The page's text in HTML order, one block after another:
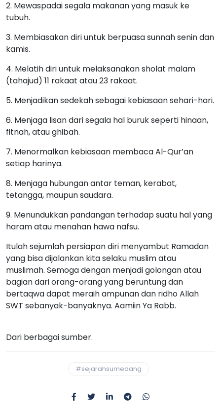
2. Mewaspadai segala makanan yang masuk ke
tubuh.
3. Membiasakan diri untuk berpuasa sunnah senin dan
kamis.
4. Melatih diri untuk melaksanakan sholat malam
(tahajud) 11 rakaat atau 23 rakaat.
5. Menjadikan sedekah sebagai kebiasaan sehari-hari.
6. Menjaga lisan dari segala hal buruk seperti hinaan,
fitnah, atau ghibah.
7. Menormalkan kebiasaan membaca Al-Qur’an
setiap harinya.
8. Menjaga hubungan antar teman, kerabat,
tetangga, maupun saudara.
9. Menundukkan pandangan terhadap suatu hal yang
haram atau menahan hawa nafsu.
Itulah sejumlah persiapan diri menyambut Ramadan
yang bisa dijalankan kita selaku muslim atau
muslimah. Semoga dengan menjadi golongan atau
bagian dari orang-orang yang beruntung dan
bertaqwa dapat meraih ampunan dan ridho Allah
SWT sebanyak-banyaknya. Aamiin Ya Rabb.
Dari berbagai sumber.
#sejarahsumedang